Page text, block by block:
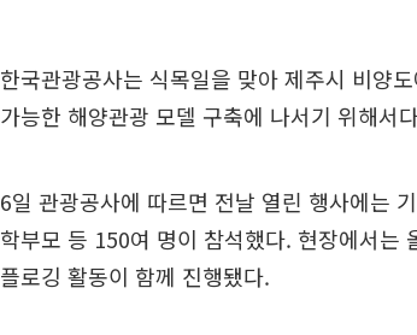
한국관광공사는 식목일을 맞아 제주시 비양
가능한 해양관광 모델 구축에 나서기 위해서
6일 관광공사에 따르면 전날 열린 행사에는
학부모 등 150여 명이 참석했다. 현장에서는
플로깅 활동이 함께 진행됐다.